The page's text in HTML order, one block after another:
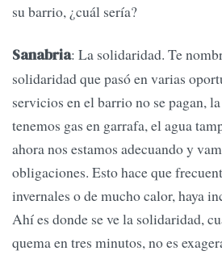
su barrio, ¿cuál sería?
Sanabria: La solidaridad. Te
solidaridad que pasó en varias
servicios en el barrio no se pagan,
tenemos gas en garrafa, el agua
ahora nos estamos adecuando y
obligaciones. Esto hace que
invernales o de mucho calor, haya
Ahí es donde se ve la solidaridad,
quema en tres minutos, no es